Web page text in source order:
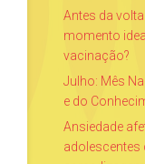
Antes da
momento
vacinação?
Julho: Mês
e do
Ansiedade
adolescentes